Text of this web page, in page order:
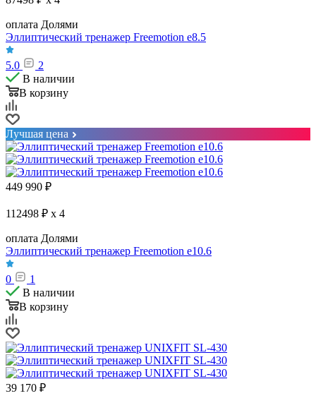
оплата Долями
Эллиптический тренажер Freemotion e8.5
5.0
2
В наличии
В корзину
Лучшая цена
449 990 ₽
112498 ₽ x 4
оплата Долями
Эллиптический тренажер Freemotion e10.6
0
1
В наличии
В корзину
39 170 ₽